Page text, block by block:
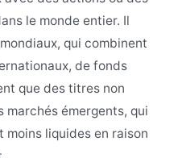
le monde entier. Il
qui combinent
de fonds
que des titres non
émergents, qui
liquides en raison